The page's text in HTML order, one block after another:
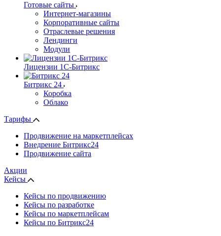
Готовые сайты
Интернет-магазины
Корпоративные сайты
Отраслевые решения
Лендинги
Модули
Лицензии 1С-Битрикс
Битрикс 24
Коробка
Облако
Тарифы
Продвижение на маркетплейсах
Внедрение Битрикс24
Продвижение сайта
Акции
Кейсы
Кейсы по продвижению
Кейсы по разработке
Кейсы по маркетплейсам
Кейсы по Битрикс24